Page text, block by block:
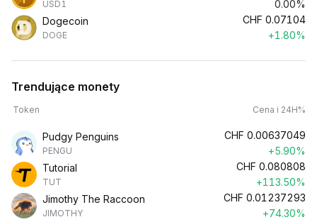
USD1
0.00%
Dogecoin
DOGE
CHF 0.07104
+1.80%
Trendujące monety
Token Cena i 24H%
Pudgy Penguins
PENGU
CHF 0.00637049
+5.90%
Tutorial
TUT
CHF 0.080808
+113.50%
Jimothy The Raccoon
JIMOTHY
CHF 0.01237293
+74.30%